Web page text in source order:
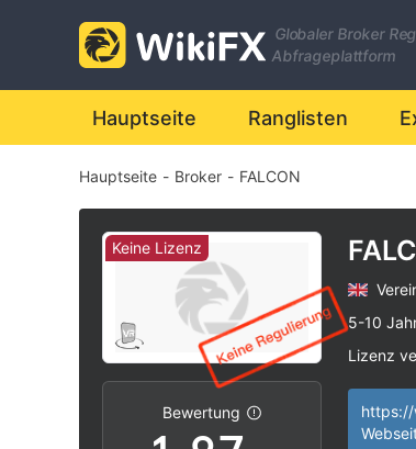
Globaler Broker
Abfrageplattform
Hauptseite Ranglisten
Hauptseite - Broker - FALCON
Keine Lizenz
Bewertung
0
2
3
4
5
6
7
1
2
3
4
5
6
5-10
Lizenz
Hohes